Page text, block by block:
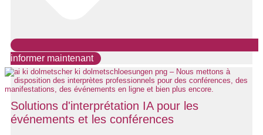
informer maintenant
Solutions d'interprétation IA pour les
événements et les conférences